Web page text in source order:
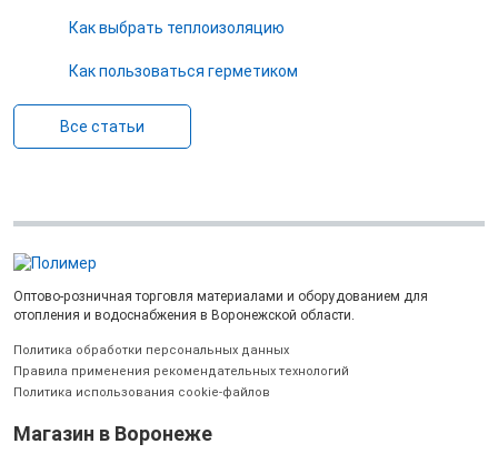
Как выбрать теплоизоляцию
Как пользоваться герметиком
Все статьи
Оптово-розничная торговля материалами и оборудованием для
отопления и водоснабжения в Воронежской области.
Политика обработки персональных данных
Правила применения рекомендательных технологий
Политика использования cookie-файлов
Магазин в Воронеже